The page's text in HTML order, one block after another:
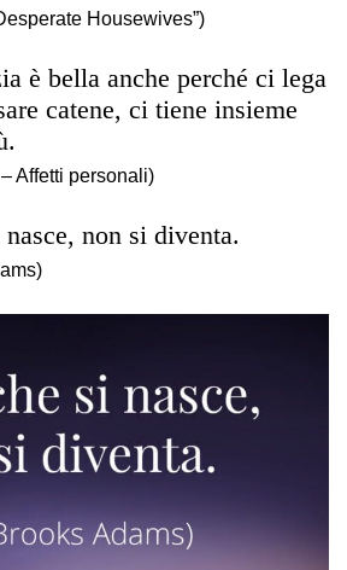
Housewives”)
è bella anche perché ci lega
catene, ci tiene insieme
Affetti personali)
non si diventa.